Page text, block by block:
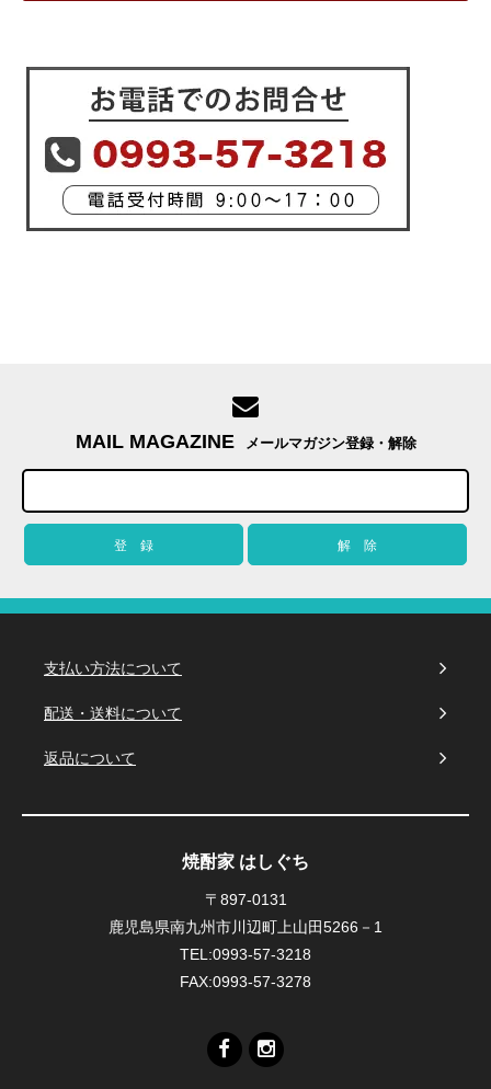
MAIL MAGAZINE メールマガジン登録・解除
支払い方法について
配送・送料について
返品について
焼酎家 はしぐち
〒897-0131
鹿児島県南九州市川辺町上山田5266－1
TEL:0993-57-3218
FAX:0993-57-3278